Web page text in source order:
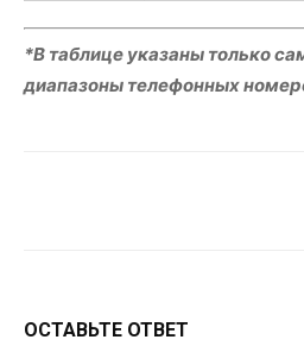
*В таблице указаны только
диапазоны телефонных
ОСТАВЬТЕ ОТВЕТ